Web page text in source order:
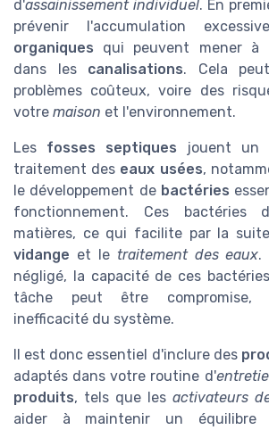
d'assainissement individuel. En
prévenir l'accumulation
organiques qui peuvent mener à
dans les canalisations. Cela
problèmes coûteux, voire des
votre maison et l'environnement.
Les fosses septiques jouent un
traitement des eaux usées,
le développement de bactéries
fonctionnement. Ces bactéries
matières, ce qui facilite par la
vidange et le traitement des eaux.
négligé, la capacité de ces
tâche peut être compromise,
inefficacité du système.
Il est donc essentiel d'inclure des
adaptés dans votre routine d'
produits, tels que les activateurs
aider à maintenir un équilibre